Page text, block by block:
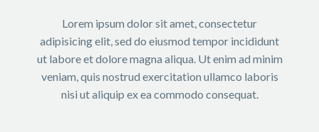
Lorem ipsum dolor sit amet, consectetur
adipisicing elit, sed do eiusmod tempor incididunt
ut labore et dolore magna aliqua. Ut enim ad minim
veniam, quis nostrud exercitation ullamco laboris
nisi ut aliquip ex ea commodo consequat.